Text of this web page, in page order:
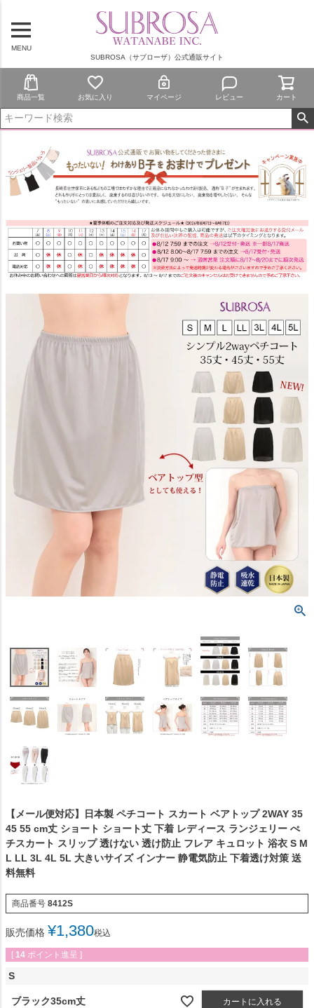
MENU
SUBROSA（サブローザ）公式通販サイト
商品一覧 お気に入り マイページ レビュー カート
【メール便対応】日本製 ペチコート スカート ベアトップ 2WAY 35
45 55 cm丈 ショート ショート丈 下着 レディース ランジェリー ぺ
チスカート スリップ 透けない 透け防止 フレア キュロット 浴衣 S M
L LL 3L 4L 5L 大きいサイズ インナー 静電気防止 下着透け対策 送
料無料
商品番号 8412S
販売価格 ¥1,380税込
[ 14 ポイント進呈 ]
S
ブラック35cm丈 カートに入れる